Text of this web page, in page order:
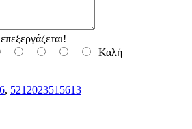
Καλή
, 5212023515613